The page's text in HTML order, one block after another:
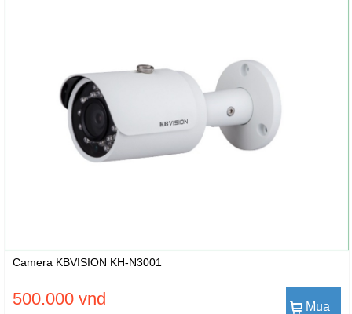
Camera KBVISION KH-N3001
500.000 vnd Mua